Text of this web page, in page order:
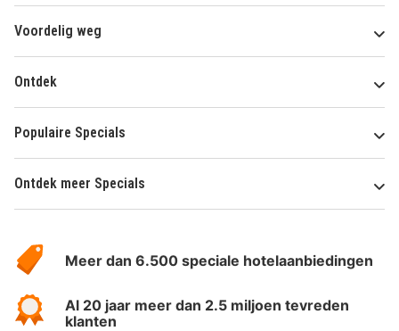
Voordelig weg
Ontdek
Populaire Specials
Ontdek meer Specials
HotelSpecials
Meer dan 6.500 speciale hotelaanbiedingen
Al 20 jaar meer dan 2.5 miljoen tevreden
klanten